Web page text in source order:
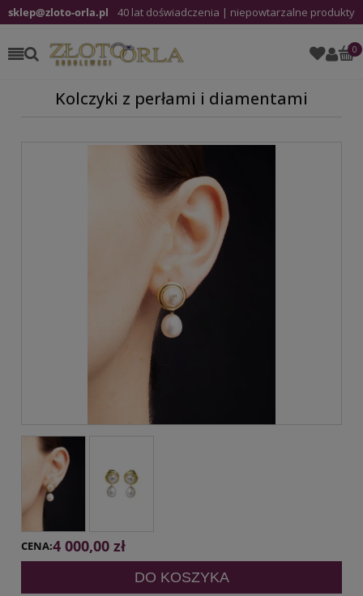
sklep@zloto-orla.pl 40 lat doświadczenia | niepowtarzalne produkty
Kolczyki z perłami i diamentami
CENA:4 000,00 zł
DO KOSZYKA